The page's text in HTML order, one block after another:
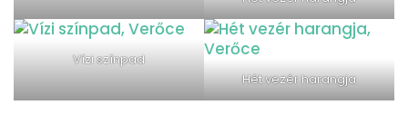
Vízi színpad
Hét vezér harangja